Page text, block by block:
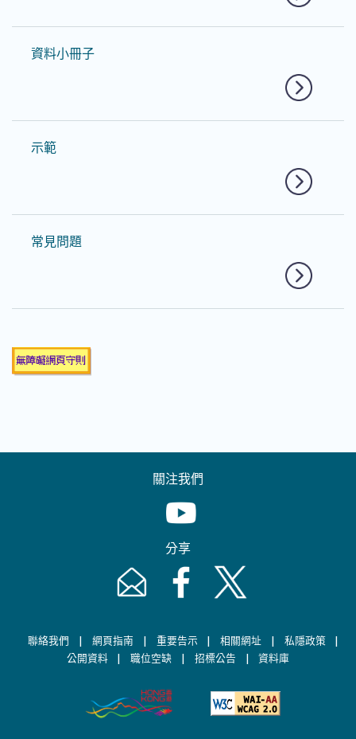
資料小冊子
示範
常見問題
關注我們
Youtube [This link will pop up in
分享
Email [This link will pop up in a new
Facebook [This link will pop up
Twitter [This link will
聯絡我們 | 網頁指南 | 重要告示 | 相關網址 | 私隱政策 |
公開資料 | 職位空缺 | 招標公告 | 資料庫